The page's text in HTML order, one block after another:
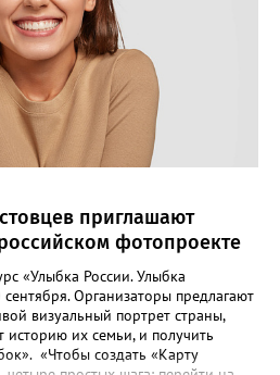
приглашают
фотопроекте
«Улыбка России. Улыбка
Организаторы предлагают
визуальный портрет страны,
историю их семьи, и получить
«Чтобы создать «Карту